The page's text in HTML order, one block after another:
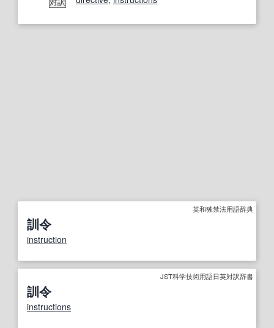
英和独禁法用語辞典
訓令
instruction
JST科学技術用語日英対訳辞書
訓令
instructions